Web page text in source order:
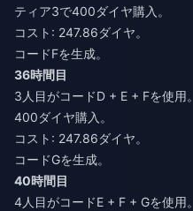
ティア3で400ダイヤ購入。
コスト: 247.86ダイヤ。
コードFを生成。
36時間目
3人目がコードD + E + Fを使用。
400ダイヤ購入。
コスト: 247.86ダイヤ。
コードGを生成。
40時間目
4人目がコードE + F + Gを使用。